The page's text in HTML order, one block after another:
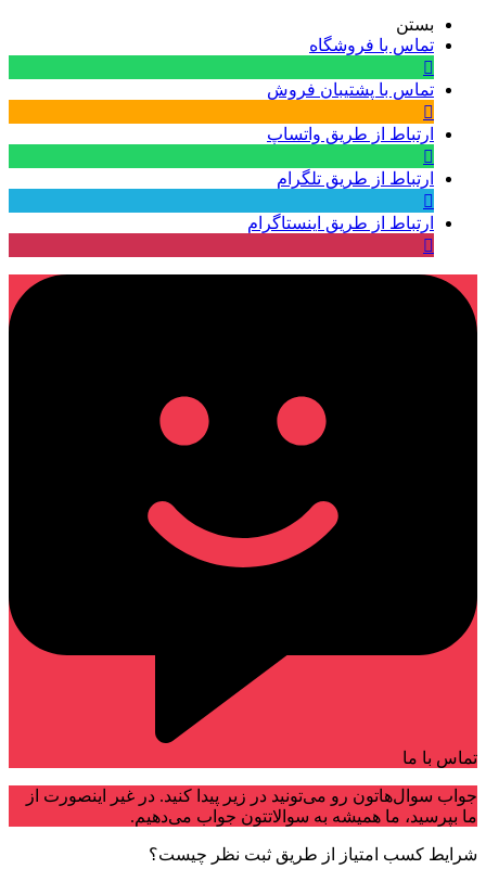
بستن
تماس با فروشگاه
تماس با پشتیبان فروش
ارتباط از طریق واتساپ
ارتباط از طریق تلگرام
ارتباط از طریق اینستاگرام
تماس با ما
جواب سوال‌هاتون رو می‌تونید در زیر پیدا کنید. در غیر اینصورت از
ما بپرسید، ما همیشه به سوالاتتون جواب می‌دهیم.
شرایط کسب امتیاز از طریق ثبت نظر چیست؟